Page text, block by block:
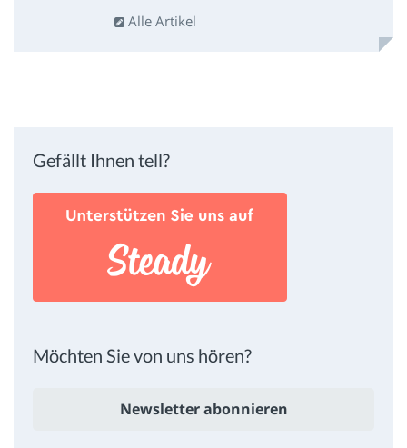
Alle Artikel
Gefällt Ihnen tell?
Möchten Sie von uns hören?
Newsletter abonnieren